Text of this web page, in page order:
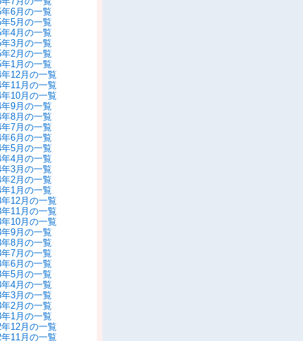
6月の一覧
5月の一覧
4月の一覧
3月の一覧
2月の一覧
1月の一覧
12月の一覧
11月の一覧
10月の一覧
9月の一覧
8月の一覧
7月の一覧
6月の一覧
5月の一覧
4月の一覧
3月の一覧
2月の一覧
1月の一覧
12月の一覧
11月の一覧
10月の一覧
9月の一覧
8月の一覧
7月の一覧
6月の一覧
5月の一覧
4月の一覧
3月の一覧
2月の一覧
1月の一覧
12月の一覧
11月の一覧